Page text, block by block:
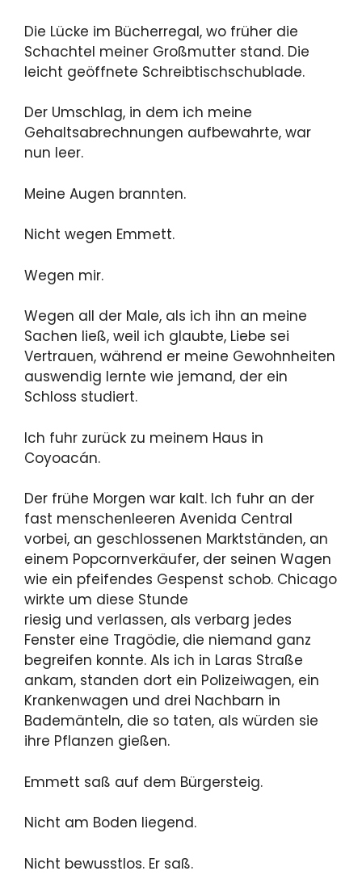
Die Lücke im Bücherregal, wo früher die
Schachtel meiner Großmutter stand. Die
leicht geöffnete Schreibtischschublade.
Der Umschlag, in dem ich meine
Gehaltsabrechnungen aufbewahrte, war
nun leer.
Meine Augen brannten.
Nicht wegen Emmett.
Wegen mir.
Wegen all der Male, als ich ihn an meine
Sachen ließ, weil ich glaubte, Liebe sei
Vertrauen, während er meine Gewohnheiten
auswendig lernte wie jemand, der ein
Schloss studiert.
Ich fuhr zurück zu meinem Haus in
Coyoacán.
Der frühe Morgen war kalt. Ich fuhr an der
fast menschenleeren Avenida Central
vorbei, an geschlossenen Marktständen, an
einem Popcornverkäufer, der seinen Wagen
wie ein pfeifendes Gespenst schob. Chicago
wirkte um diese Stunde
riesig und verlassen, als verbarg jedes
Fenster eine Tragödie, die niemand ganz
begreifen konnte. Als ich in Laras Straße
ankam, standen dort ein Polizeiwagen, ein
Krankenwagen und drei Nachbarn in
Bademänteln, die so taten, als würden sie
ihre Pflanzen gießen.
Emmett saß auf dem Bürgersteig.
Nicht am Boden liegend.
Nicht bewusstlos. Er saß.